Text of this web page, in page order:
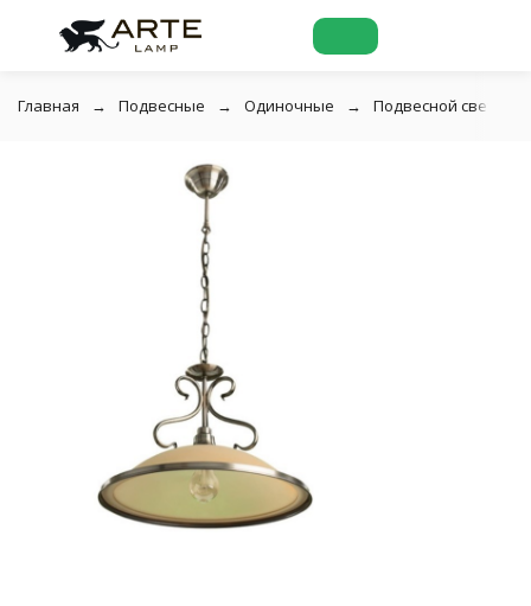
Главная Подвесные Одиночные Подвесной